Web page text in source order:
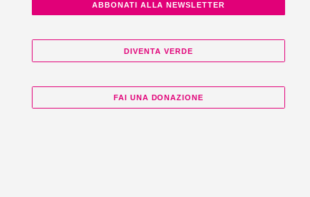
ABBONATI ALLA NEWSLETTER
DIVENTA VERDE
FAI UNA DONAZIONE